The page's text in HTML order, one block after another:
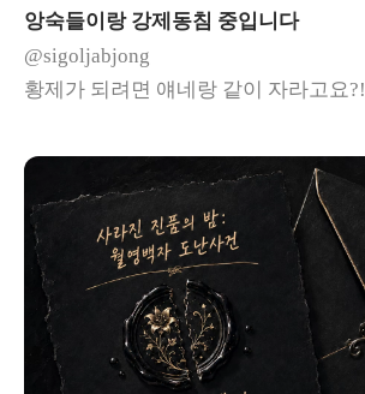
앙숙들이랑 강제동침 중입니다
@sigoljabjong
황제가 되려면 얘네랑 같이 자라고요?!